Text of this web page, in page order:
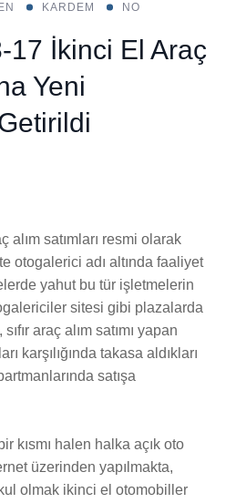
KARDEM
NO
17 İkinci El Araç
Yeni
satımları resmi olarak
otogalerici adı altında faaliyet
yahut bu tür işletmelerin
sitesi gibi plazalarda
araç alım satımı yapan
karşılığında takasa aldıkları
satışa
kısmı halen halka açık oto
üzerinden yapılmakta,
olmak ikinci el otomobiller